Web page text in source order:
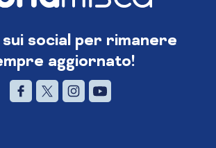
sui social per rimanere
aggiornato!